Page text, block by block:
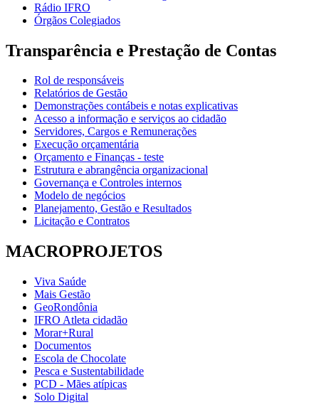
Rádio IFRO
Órgãos Colegiados
Transparência e Prestação de Contas
Rol de responsáveis
Relatórios de Gestão
Demonstrações contábeis e notas explicativas
Acesso a informação e serviços ao cidadão
Servidores, Cargos e Remunerações
Execução orçamentária
Orçamento e Finanças - teste
Estrutura e abrangência organizacional
Governança e Controles internos
Modelo de negócios
Planejamento, Gestão e Resultados
Licitação e Contratos
MACROPROJETOS
Viva Saúde
Mais Gestão
GeoRondônia
IFRO Atleta cidadão
Morar+Rural
Documentos
Escola de Chocolate
Pesca e Sustentabilidade
PCD - Mães atípicas
Solo Digital